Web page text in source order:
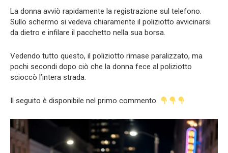
La donna avviò rapidamente la registrazione sul telefono.
Sullo schermo si vedeva chiaramente il poliziotto avvicinarsi
da dietro e infilare il pacchetto nella sua borsa.
Vedendo tutto questo, il poliziotto rimase paralizzato, ma
pochi secondi dopo ciò che la donna fece al poliziotto
scioccò l’intera strada.
Il seguito è disponibile nel primo commento.